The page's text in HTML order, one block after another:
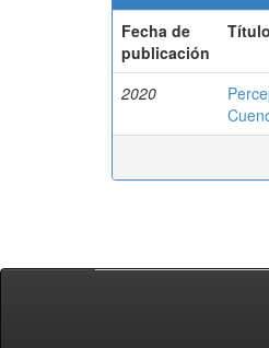
Fecha de
publicación
Título
2020